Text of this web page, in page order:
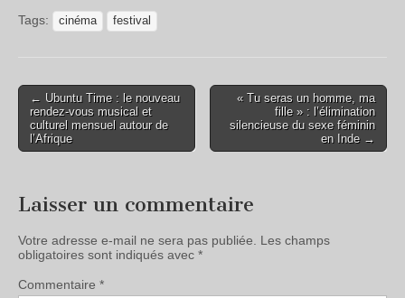
Tags: cinéma festival
← Ubuntu Time : le nouveau
rendez-vous musical et
culturel mensuel autour de
l’Afrique
« Tu seras un homme, ma
fille » : l’élimination
silencieuse du sexe féminin
en Inde →
Laisser un commentaire
Votre adresse e-mail ne sera pas publiée.
Les champs
obligatoires sont indiqués avec *
Commentaire *